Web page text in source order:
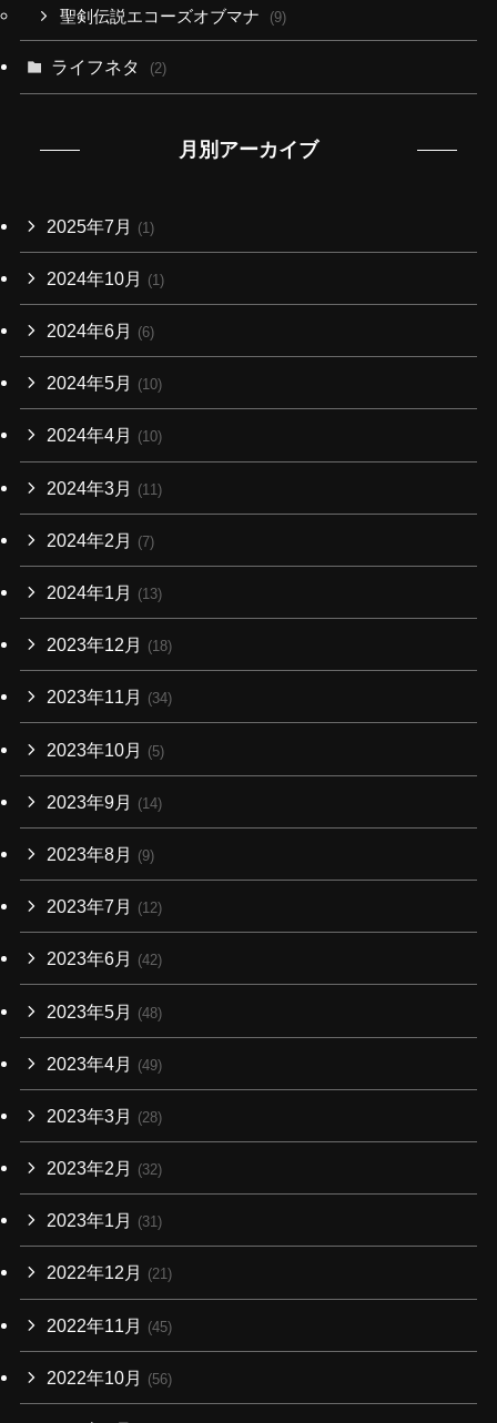
聖剣伝説エコーズオブマナ (9)
ライフネタ (2)
月別アーカイブ
2025年7月 (1)
2024年10月 (1)
2024年6月 (6)
2024年5月 (10)
2024年4月 (10)
2024年3月 (11)
2024年2月 (7)
2024年1月 (13)
2023年12月 (18)
2023年11月 (34)
2023年10月 (5)
2023年9月 (14)
2023年8月 (9)
2023年7月 (12)
2023年6月 (42)
2023年5月 (48)
2023年4月 (49)
2023年3月 (28)
2023年2月 (32)
2023年1月 (31)
2022年12月 (21)
2022年11月 (45)
2022年10月 (56)